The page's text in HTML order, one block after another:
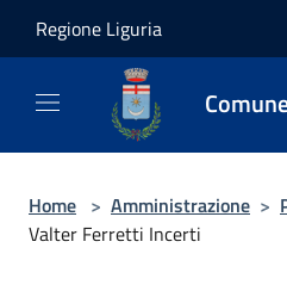
Regione Liguria
Home > Amministrazione >
Valter Ferretti Incerti